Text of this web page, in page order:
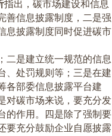
指出，碳市场建设和信息
善信息披露制度，二是强
息披露制度同时促进碳市
二是建立统一规范的信息
、处罚规则等；三是在建
各部委信息披露平台建
对碳市场来说，要充分发
的作用。四是除了强制要
要充分鼓励企业自愿披露